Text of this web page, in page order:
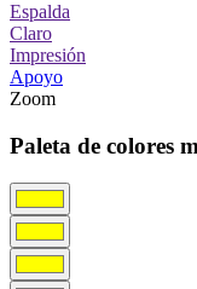
Espalda
Claro
Impresión
Apoyo
Zoom
Paleta de colores